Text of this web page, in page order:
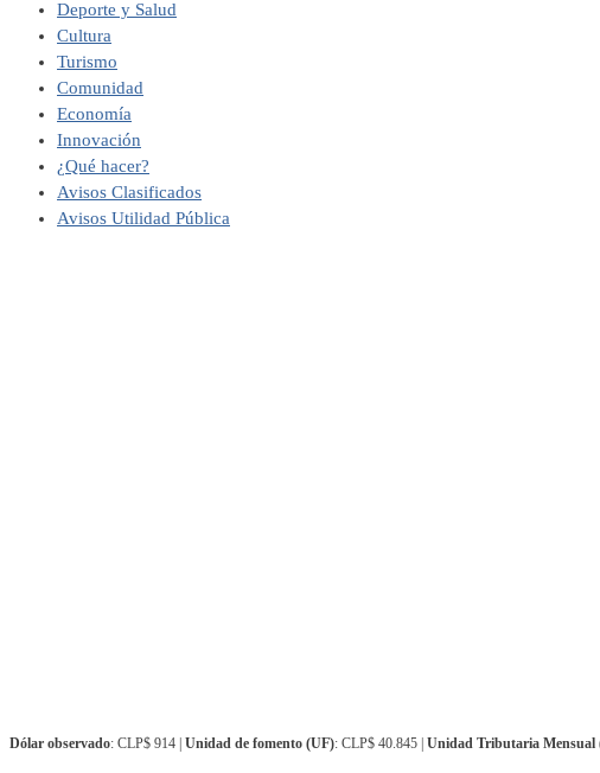
Deporte y Salud
Cultura
Turismo
Comunidad
Economía
Innovación
¿Qué hacer?
Avisos Clasificados
Avisos Utilidad Pública
Dólar observado: CLP$ 914 | Unidad de fomento (UF): CLP$ 40.845 | Unidad Tributaria Mensual